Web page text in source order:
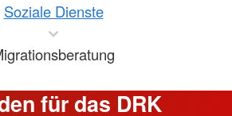
Soziale Dienste
für das DRK